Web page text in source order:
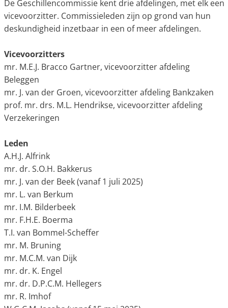
De Geschillencommissie kent drie afdelingen, met elk een
vicevoorzitter. Commissieleden zijn op grond van hun
deskundigheid inzetbaar in een of meer afdelingen.
Vicevoorzitters
mr. M.E.J. Bracco Gartner, vicevoorzitter afdeling
Beleggen
mr. J. van der Groen, vicevoorzitter afdeling Bankzaken
prof. mr. drs. M.L. Hendrikse, vicevoorzitter afdeling
Verzekeringen
Leden
A.H.J. Alfrink
mr. dr. S.O.H. Bakkerus
mr. J. van der Beek (vanaf 1 juli 2025)
mr. L. van Berkum
mr. I.M. Bilderbeek
mr. F.H.E. Boerma
T.I. van Bommel-Scheffer
mr. M. Bruning
mr. M.C.M. van Dijk
mr. dr. K. Engel
mr. dr. D.P.C.M. Hellegers
mr. R. Imhof